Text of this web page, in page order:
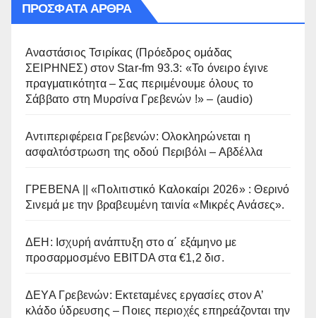
ΠΡΌΣΦΑΤΑ ΆΡΘΡΑ
Αναστάσιος Τσιρίκας (Πρόεδρος ομάδας
ΣΕΙΡΗΝΕΣ) στον Star-fm 93.3: «Το όνειρο έγινε
πραγματικότητα – Σας περιμένουμε όλους το
Σάββατο στη Μυρσίνα Γρεβενών !» – (audio)
Αντιπεριφέρεια Γρεβενών: Ολοκληρώνεται η
ασφαλτόστρωση της οδού Περιβόλι – Αβδέλλα
ΓΡΕΒΕΝΑ || «Πολιτιστικό Καλοκαίρι 2026» : Θερινό
Σινεμά με την βραβευμένη ταινία «Μικρές Ανάσες».
ΔΕΗ: Ισχυρή ανάπτυξη στο α΄ εξάμηνο με
προσαρμοσμένο EBITDA στα €1,2 δισ.
ΔΕΥΑ Γρεβενών: Εκτεταμένες εργασίες στον Α’
κλάδο ύδρευσης – Ποιες περιοχές επηρεάζονται την